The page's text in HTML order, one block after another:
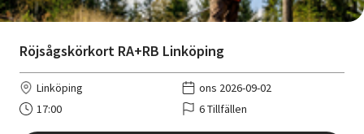
Röjsågskörkort RA+RB Linköping
Linköping
ons 2026-09-02
17:00
6 Tillfällen